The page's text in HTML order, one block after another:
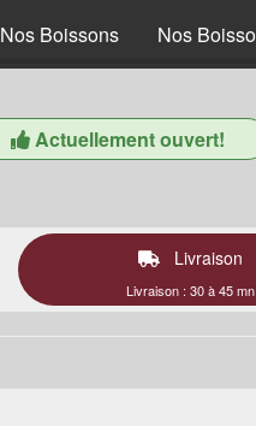
Nos Boissons Nos
Actuellement ouvert!
Livraison
Livraison : 30 à 45 mn